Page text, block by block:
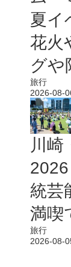
夏イ
花火
グや
旅行
2026-08-
川崎
統芸
満喫
旅行
2026-08-